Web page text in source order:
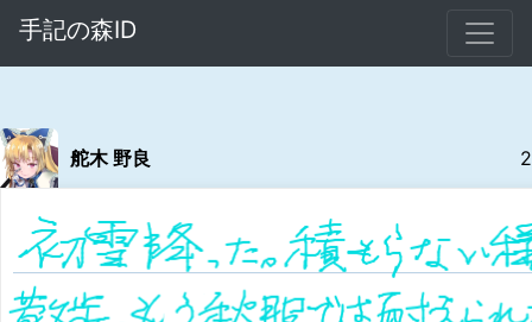
手記の森ID
舵木 野良